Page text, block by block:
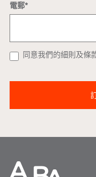
電郵*
同意我們的細則及條